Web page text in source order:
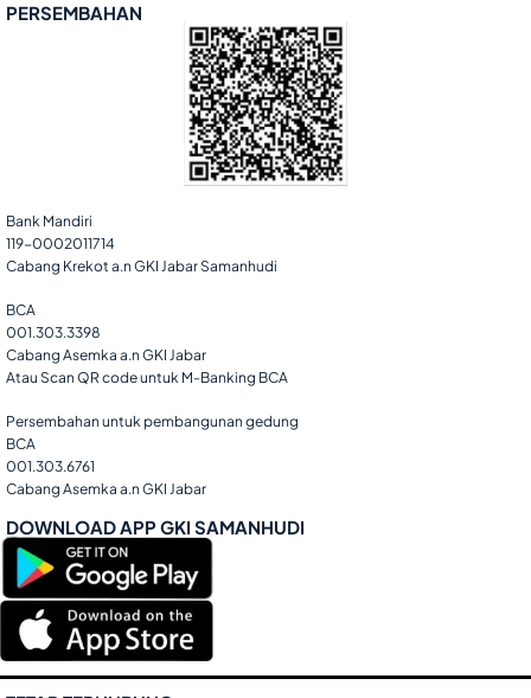
PERSEMBAHAN
Bank Mandiri
119-0002011714
Cabang Krekot a.n GKI Jabar Samanhudi
BCA
001.303.3398
Cabang Asemka a.n GKI Jabar
Atau Scan QR code untuk M-Banking BCA
Persembahan untuk pembangunan gedung
BCA
001.303.6761
Cabang Asemka a.n GKI Jabar
DOWNLOAD APP GKI SAMANHUDI